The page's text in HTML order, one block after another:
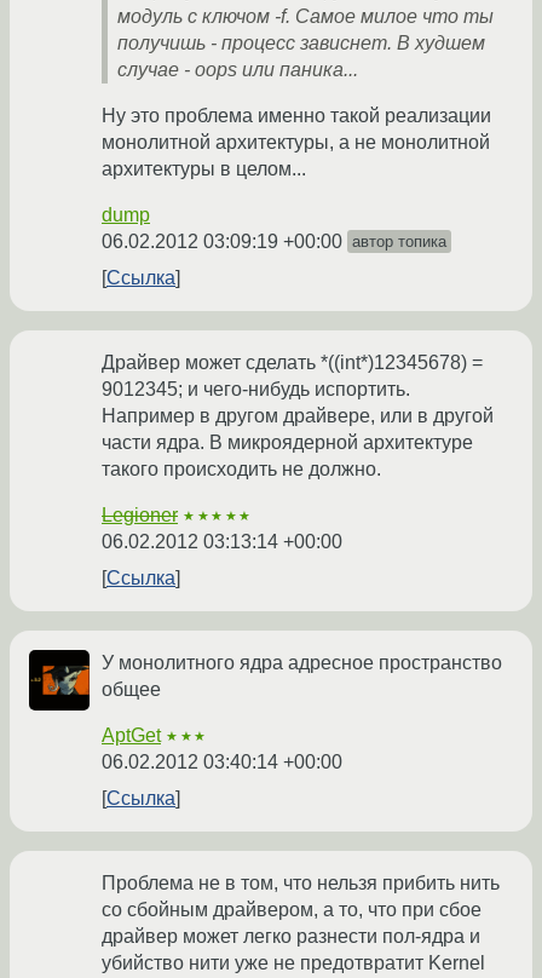
модуль с ключом -f. Самое милое что ты
получишь - процесс зависнет. В худшем
случае - oops или паника...
Ну это проблема именно такой реализации
монолитной архитектуры, а не монолитной
архитектуры в целом...
dump
06.02.2012 03:09:19 +00:00 автор топика
Ссылка
Драйвер может сделать *((int*)12345678) =
9012345; и чего-нибудь испортить.
Например в другом драйвере, или в другой
части ядра. В микроядерной архитектуре
такого происходить не должно.
Legioner ★★★★★
06.02.2012 03:13:14 +00:00
Ссылка
У монолитного ядра адресное пространство
общее
AptGet ★★★
06.02.2012 03:40:14 +00:00
Ссылка
Проблема не в том, что нельзя прибить нить
со сбойным драйвером, а то, что при сбое
драйвер может легко разнести пол-ядра и
убийство нити уже не предотвратит Kernel